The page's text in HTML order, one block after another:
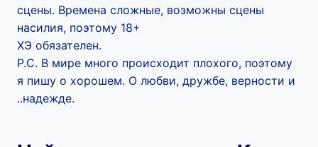
сцены. Времена сложные, возможны сцены
насилия, поэтому 18+
ХЭ обязателен.
Р.С. В мире много происходит плохого, поэтому
я пишу о хорошем. О любви, дружбе, верности и
..надежде.